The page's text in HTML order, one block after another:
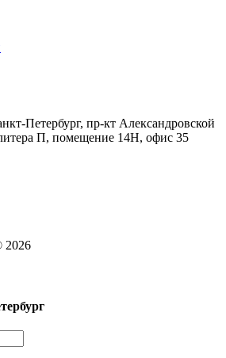
Петербург, пр-кт Александровской
П, помещение 14Н, офис 35